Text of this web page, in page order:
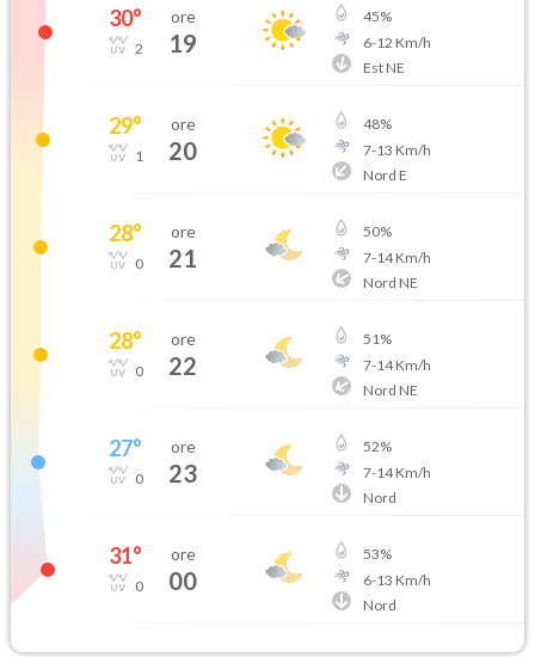
30°
2
ore
19
45%
6-12 Km/h
Est NE
29°
1
ore
20
48%
7-13 Km/h
Nord E
28°
0
ore
21
50%
7-14Km/h
Nord NE
28°
0
ore
22
51%
7-14Km/h
Nord NE
27°
0
ore
23
52%
7-14Km/h
Nord
31°
0
ore
00
53%
6-13 Km/h
Nord